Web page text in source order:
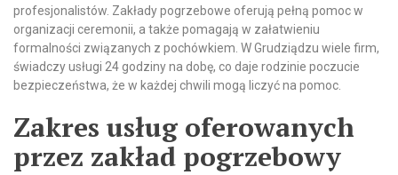
profesjonalistów. Zakłady pogrzebowe oferują pełną pomoc w
organizacji ceremonii, a także pomagają w załatwieniu
formalności związanych z pochówkiem. W Grudziądzu wiele firm,
świadczy usługi 24 godziny na dobę, co daje rodzinie poczucie
bezpieczeństwa, że w każdej chwili mogą liczyć na pomoc.
Zakres usług oferowanych
przez zakład pogrzebowy